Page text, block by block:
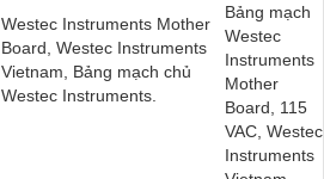
Westec Instruments Mother
Board, Westec Instruments
Vietnam, Bảng mạch chủ
Westec Instruments.
Bảng mạch
Westec
Instruments
Mother
Board, 115
VAC, Westec
Instruments